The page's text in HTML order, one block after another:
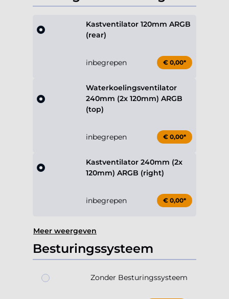
Kastventilator 120mm ARGB
(rear)
inbegrepen € 0,00*
Waterkoelingsventilator
240mm (2x 120mm) ARGB
(top)
inbegrepen € 0,00*
Kastventilator 240mm (2x
120mm) ARGB (right)
inbegrepen € 0,00*
Meer weergeven
Besturingssysteem
Zonder Besturingssysteem